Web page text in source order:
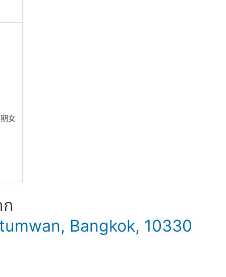
女
Bangkok, 10330